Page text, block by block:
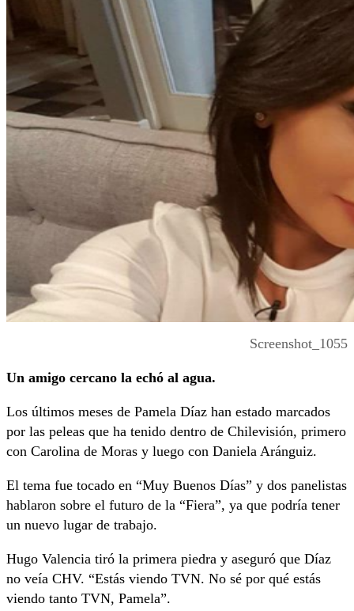
Screenshot_1055
Un amigo cercano la echó al agua.
Los últimos meses de Pamela Díaz han estado marcados
por las peleas que ha tenido dentro de Chilevisión, primero
con Carolina de Moras y luego con Daniela Aránguiz.
El tema fue tocado en “Muy Buenos Días” y dos panelistas
hablaron sobre el futuro de la “Fiera”, ya que podría tener
un nuevo lugar de trabajo.
Hugo Valencia tiró la primera piedra y aseguró que Díaz
no veía CHV. “Estás viendo TVN. No sé por qué estás
viendo tanto TVN, Pamela”.